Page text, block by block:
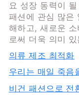
요 성장 동력이
패션에 관심 많은
해하고, 새로운
로써 더욱 의미
의류 제조 최적화
우리는 매일 죽음
비건 패션으로 전